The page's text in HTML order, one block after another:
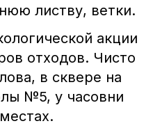
листву, ветки.
акции
отходов. Чисто
в сквере на
№5, у часовни